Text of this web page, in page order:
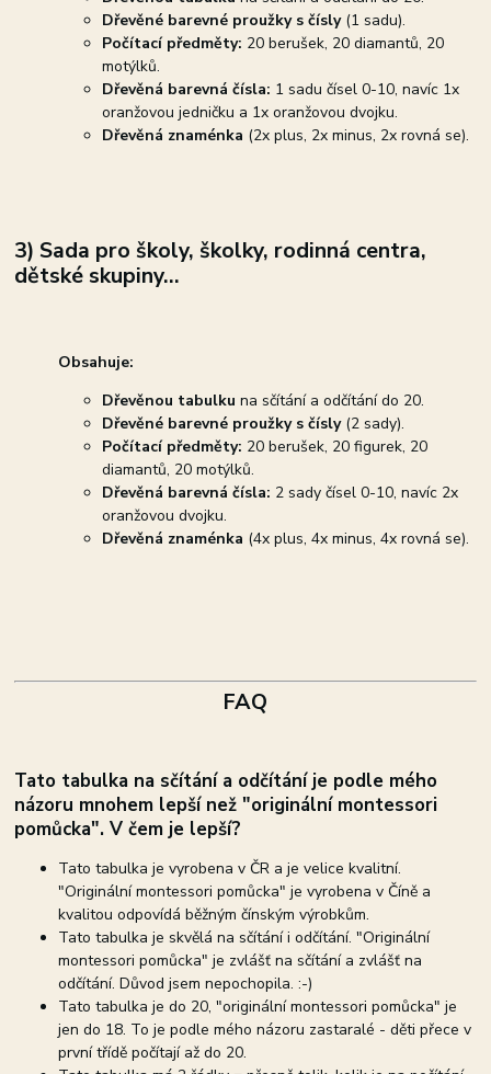
Dřevěné barevné proužky s čísly (1 sadu).
Počítací předměty: 20 berušek, 20 diamantů, 20
motýlků.
Dřevěná barevná čísla: 1 sadu čísel 0-10, navíc 1x
oranžovou jedničku a 1x oranžovou dvojku.
Dřevěná znaménka (2x plus, 2x minus, 2x rovná se).
3) Sada pro školy, školky, rodinná centra,
dětské skupiny...
Obsahuje:
Dřevěnou tabulku na sčítání a odčítání do 20.
Dřevěné barevné proužky s čísly(2 sady).
Počítací předměty: 20 berušek, 20 figurek, 20
diamantů, 20 motýlků.
Dřevěná barevná čísla: 2 sady čísel 0-10, navíc 2x
oranžovou dvojku.
Dřevěná znaménka (4x plus, 4x minus, 4x rovná se).
FAQ
Tato tabulka na sčítání a odčítání je podle mého
názoru mnohem lepší než "originální montessori
pomůcka". V čem je lepší?
Tato tabulka je vyrobena v ČR a je velice kvalitní.
"Originální montessori pomůcka" je vyrobena v Číně a
kvalitou odpovídá běžným čínským výrobkům.
Tato tabulka je skvělá na sčítání i odčítání. "Originální
montessori pomůcka" je zvlášť na sčítání a zvlášť na
odčítání. Důvod jsem nepochopila. :-)
Tato tabulka je do 20, "originální montessori pomůcka" je
jen do 18. To je podle mého názoru zastaralé - děti přece v
první třídě počítají až do 20.